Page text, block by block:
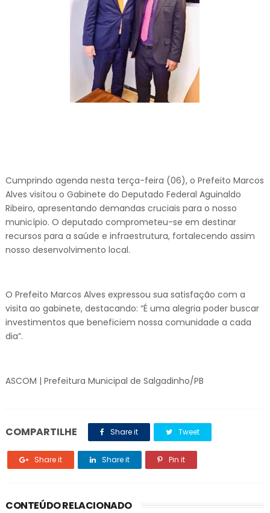
Cumprindo agenda nesta terça-feira (06), o Prefeito Marcos
Alves visitou o Gabinete do Deputado Federal Aguinaldo
Ribeiro, apresentando demandas cruciais para o nosso
município. O deputado comprometeu-se em destinar
recursos para a saúde e infraestrutura, fortalecendo assim
nosso desenvolvimento local.
O Prefeito Marcos Alves expressou sua satisfação com a
visita ao gabinete, destacando: “É uma alegria poder buscar
investimentos que beneficiem nossa comunidade a cada
dia”.
ASCOM | Prefeitura Municipal de Salgadinho/PB
COMPARTILHE Share it Tweet
Share it Share it Pin it
CONTEÚDO RELACIONADO